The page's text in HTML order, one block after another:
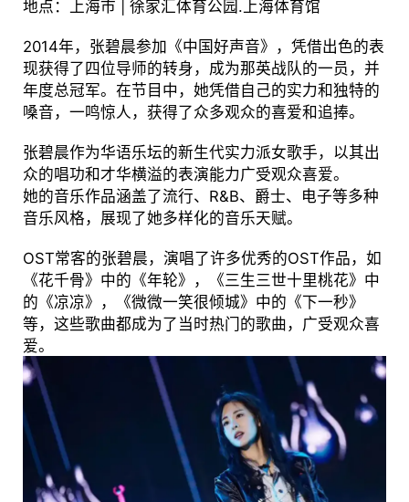
地点：上海市 | 徐家汇体育公园.上海体育馆
2014年，张碧晨参加《中国好声音》，凭借出色的表
现获得了四位导师的转身，成为那英战队的一员，并
年度总冠军。在节目中，她凭借自己的实力和独特的
嗓音，一鸣惊人，获得了众多观众的喜爱和追捧。
张碧晨作为华语乐坛的新生代实力派女歌手，以其出
众的唱功和才华横溢的表演能力广受观众喜爱。
她的音乐作品涵盖了流行、R&B、爵士、电子等多种
音乐风格，展现了她多样化的音乐天赋。
OST常客的张碧晨，演唱了许多优秀的OST作品，如
《花千骨》中的《年轮》，《三生三世十里桃花》中
的《凉凉》，《微微一笑很倾城》中的《下一秒》
等，这些歌曲都成为了当时热门的歌曲，广受观众喜
爱。